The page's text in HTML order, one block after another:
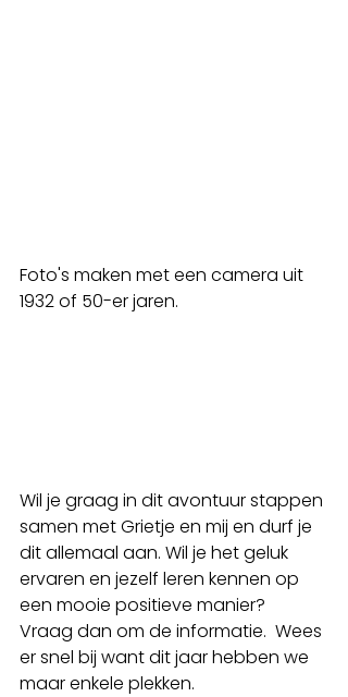
Foto's maken met een camera uit
1932 of 50-er jaren.
Wil je graag in dit avontuur stappen
samen met Grietje en mij en durf je
dit allemaal aan. Wil je het geluk
ervaren en jezelf leren kennen op
een mooie positieve manier?
Vraag dan om de informatie.  Wees
er snel bij want dit jaar hebben we
maar enkele plekken.